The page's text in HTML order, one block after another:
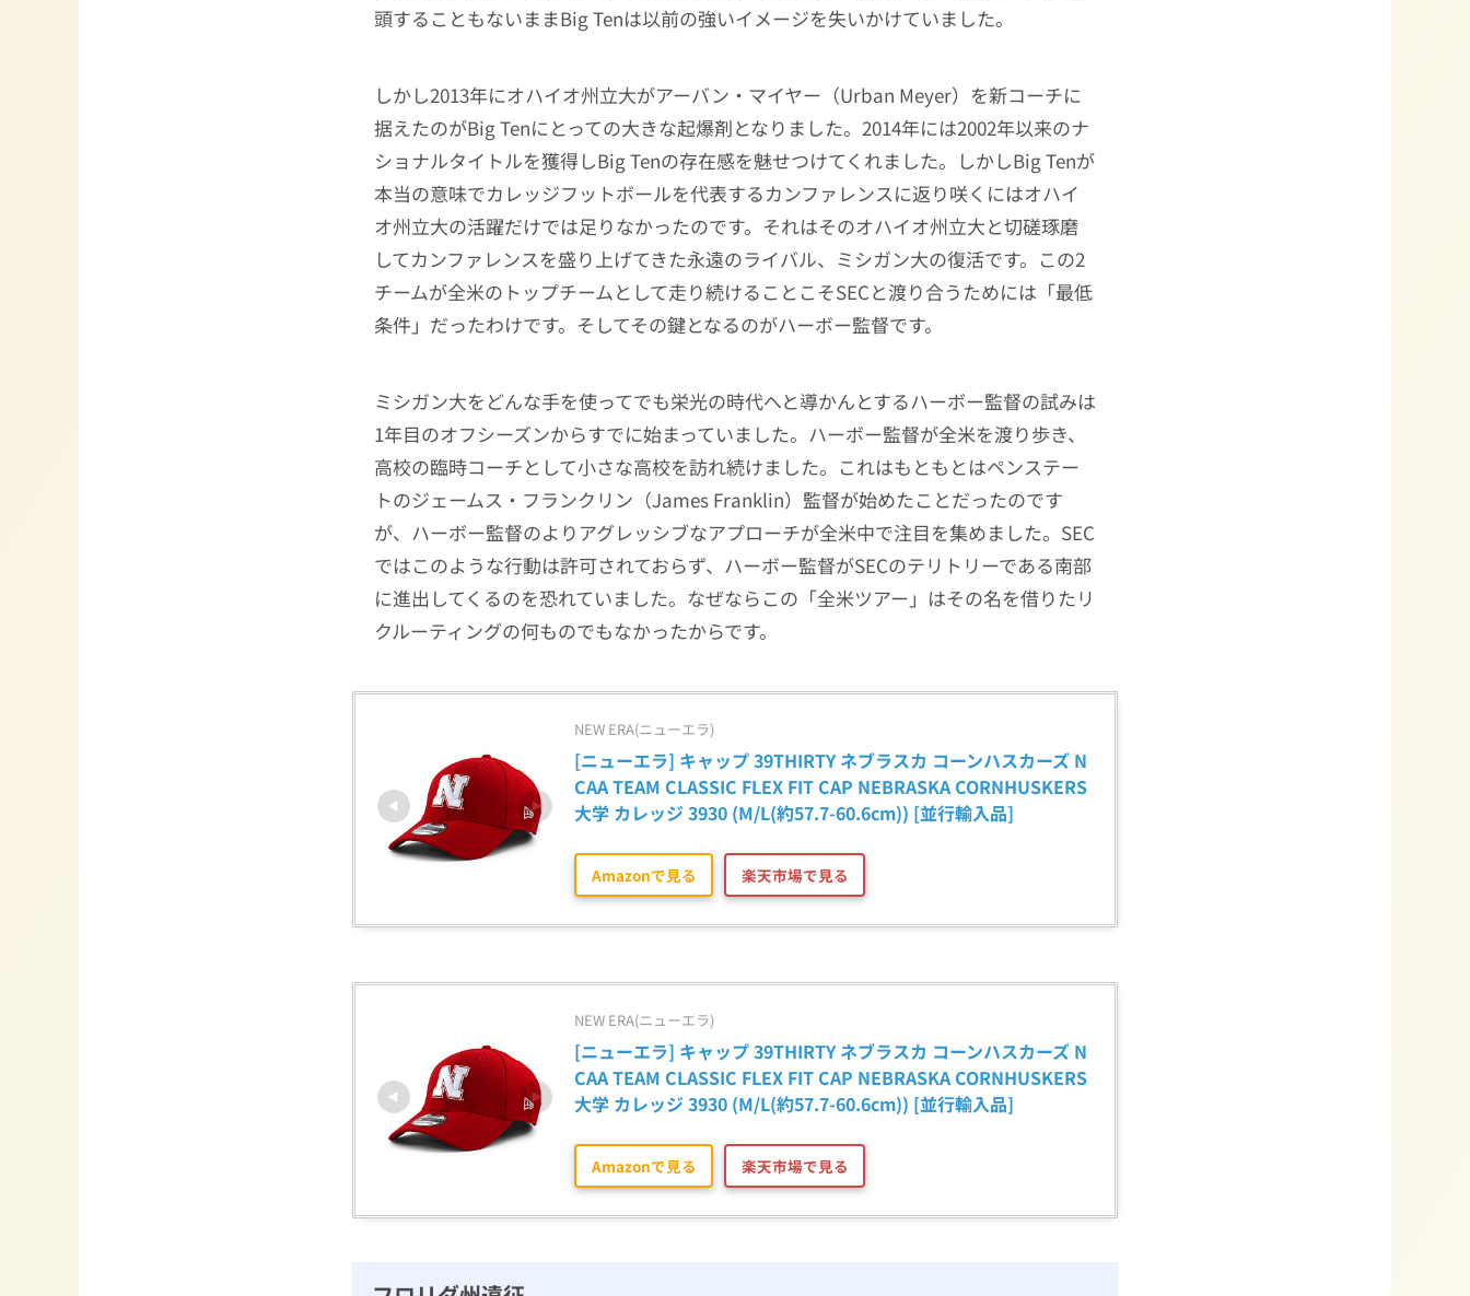
頭することもないままBig Tenは以前の強いイメージを失いかけていました。
しかし2013年にオハイオ州立大がアーバン・マイヤー（Urban Meyer）を新コーチに
据えたのがBig Tenにとっての大きな起爆剤となりました。2014年には2002年以来のナ
ショナルタイトルを獲得しBig Tenの存在感を魅せつけてくれました。しかしBig Tenが
本当の意味でカレッジフットボールを代表するカンファレンスに返り咲くにはオハイ
オ州立大の活躍だけでは足りなかったのです。それはそのオハイオ州立大と切磋琢磨
してカンファレンスを盛り上げてきた永遠のライバル、ミシガン大の復活です。この2
チームが全米のトップチームとして走り続けることこそSECと渡り合うためには「最低
条件」だったわけです。そしてその鍵となるのがハーボー監督です。
ミシガン大をどんな手を使ってでも栄光の時代へと導かんとするハーボー監督の試みは
1年目のオフシーズンからすでに始まっていました。ハーボー監督が全米を渡り歩き、
高校の臨時コーチとして小さな高校を訪れ続けました。これはもともとはペンステー
トのジェームス・フランクリン（James Franklin）監督が始めたことだったのです
が、ハーボー監督のよりアグレッシブなアプローチが全米中で注目を集めました。SEC
ではこのような行動は許可されておらず、ハーボー監督がSECのテリトリーである南部
に進出してくるのを恐れていました。なぜならこの「全米ツアー」はその名を借りたリ
クルーティングの何ものでもなかったからです。
NEW ERA(ニューエラ)
[ニューエラ] キャップ 39THIRTY ネブラスカ コーンハスカーズ N
CAA TEAM CLASSIC FLEX FIT CAP NEBRASKA CORNHUSKERS
大学 カレッジ 3930 (M/L(約57.7-60.6cm)) [並行輸入品]
Amazonで見る 楽天市場で見る
NEW ERA(ニューエラ)
[ニューエラ] キャップ 39THIRTY ネブラスカ コーンハスカーズ N
CAA TEAM CLASSIC FLEX FIT CAP NEBRASKA CORNHUSKERS
大学 カレッジ 3930 (M/L(約57.7-60.6cm)) [並行輸入品]
Amazonで見る 楽天市場で見る